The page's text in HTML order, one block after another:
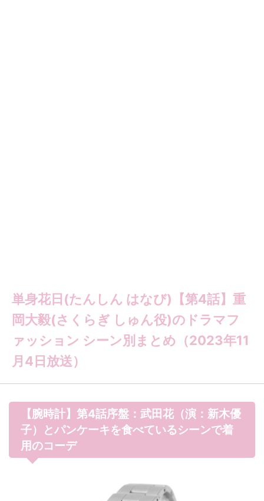
単身花日(たんしん はなび)【第4話】重
岡大毅(さくらぎ しゅん役)のドラマフ
ァッション シーン別まとめ（2023年11
月4日放送）
【腕時計】第4話序盤：武田花（演：新木優
子）とパンケーキを食べているシーンで着
用のコーデ